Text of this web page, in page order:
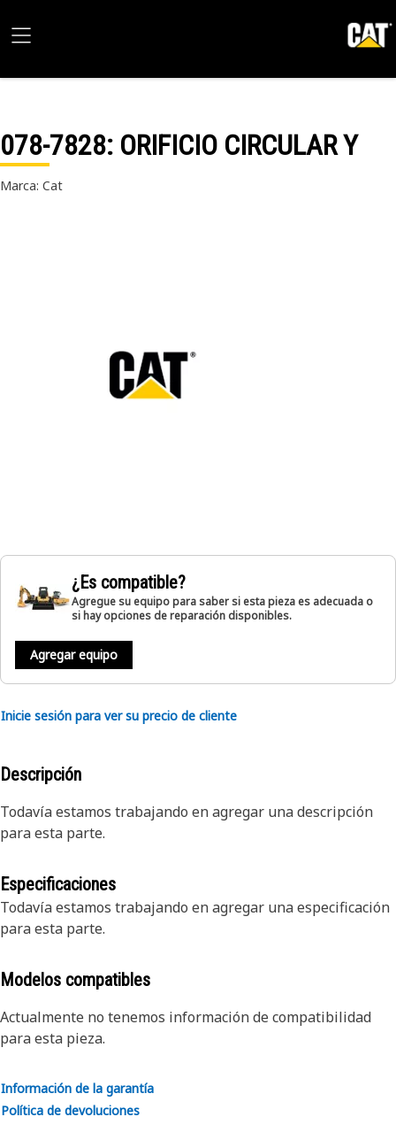
078-7828: ORIFICIO CIRCULAR Y
Marca: Cat
¿Es compatible?
Agregue su equipo para saber si esta pieza es adecuada o
si hay opciones de reparación disponibles.
Agregar equipo
Inicie sesión para ver su precio de cliente
Descripción
Todavía estamos trabajando en agregar una descripción
para esta parte.
Especificaciones
Todavía estamos trabajando en agregar una especificación
para esta parte.
Modelos compatibles
Actualmente no tenemos información de compatibilidad
para esta pieza.
Información de la garantía
Política de devoluciones